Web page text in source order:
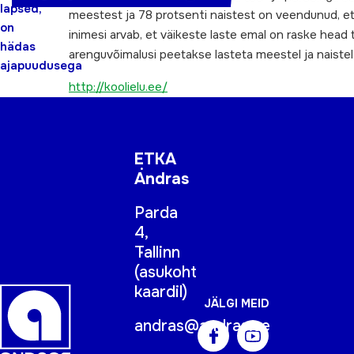
lapsed,
on
hädas
ajapuudusega
meestest ja 78 protsenti naistest on veendunud,
inimesi arvab, et väikeste laste emal on raske
arenguvõimalusi peetakse lasteta meestel ja
http://koolielu.ee/
ETKA
Andras
Parda
4,
Tallinn
(asukoht
kaardil)
andras@andras.ee
JÄLGI MEID